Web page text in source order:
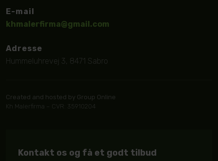
E-mail
khmalerfirma@gmail.com
Adresse
Hummeluhrevej 3, 8471 Sabro
Created and hosted by Group Online
Kh Malerfirma – CVR: 35910204
Kontakt os og få et godt tilbud